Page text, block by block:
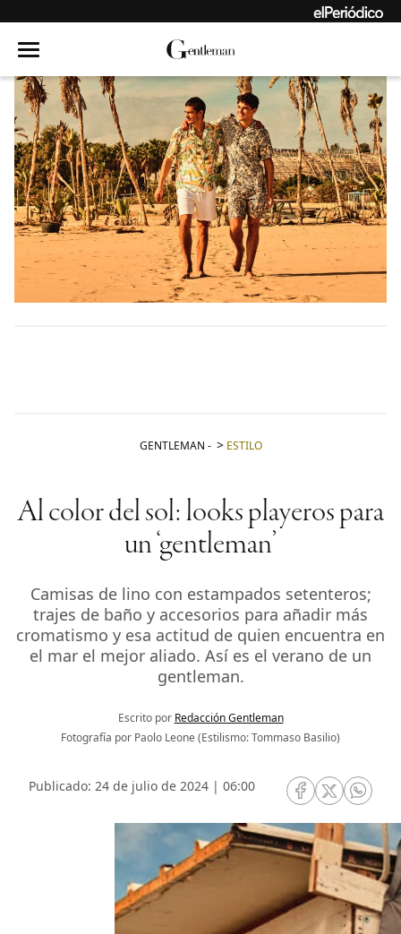
GENTLEMAN - ESTILO
Al color del sol: looks playeros para
un ‘gentleman’
Camisas de lino con estampados setenteros;
trajes de baño y accesorios para añadir más
cromatismo y esa actitud de quien encuentra en
el mar el mejor aliado. Así es el verano de un
gentleman.
Escrito por Redacción Gentleman
Fotografía por Paolo Leone (Estilismo: Tommaso Basilio)
Publicado: 24 de julio de 2024 | 06:00
RRSS Facebook
RRSSRRSS